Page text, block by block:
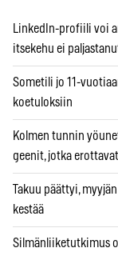
LinkedIn-profiili voi
itsekehu ei
Sometili jo 11-
koetuloksiin
Kolmen tunnin
geenit, jotka
Takuu päättyi,
kestää
Silmänliiketutkimus